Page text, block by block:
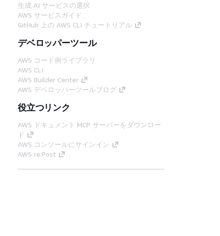
生成 AI サービスの選択
AWS サービスガイド
GitHub 上の AWS CLI チュートリアル
デベロッパーツール
AWS コード例ライブラリ
AWS CLI
AWS Builder Center
AWS デベロッパーツールブログ
役立つリンク
AWS ドキュメント MCP サーバーをダウンロー
ド
AWS コンソールにサインイン
AWS re:Post